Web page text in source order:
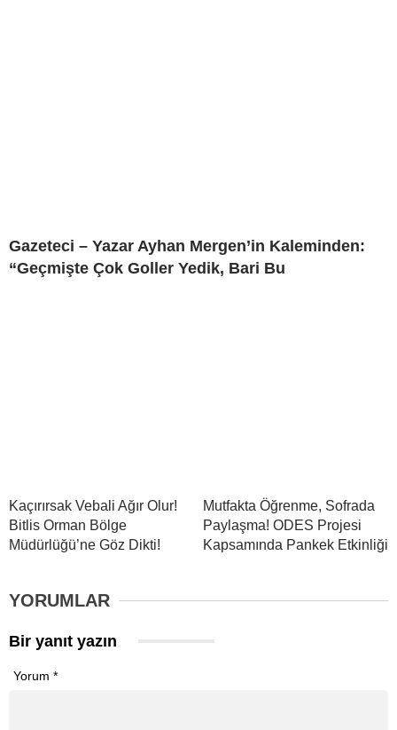
Gazeteci – Yazar Ayhan Mergen’in Kaleminden:
“Geçmişte Çok Goller Yedik, Bari Bu
Kaçırırsak Vebali Ağır Olur!
Bitlis Orman Bölge
Müdürlüğü’ne Göz Dikti!
Mutfakta Öğrenme, Sofrada
Paylaşma! ODES Projesi
Kapsamında Pankek Etkinliği
YORUMLAR
Bir yanıt yazın
Yorum *